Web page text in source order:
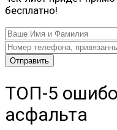
бесплатно!
ТОП-5
асфальта